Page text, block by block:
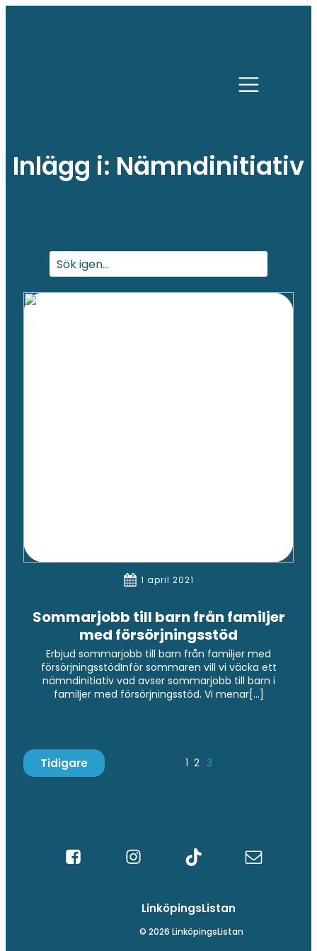
Inlägg i: Nämndinitiativ
1 april 2021
Sommarjobb till barn från familjer
med försörjningsstöd
Erbjud sommarjobb till barn från familjer med
försörjningsstödInför sommaren vill vi väcka ett
nämndinitiativ vad avser sommarjobb till barn i
familjer med försörjningsstöd. Vi menar[…]
Tidigare 1 2 3
LinköpingsListan
© 2026 LinköpingsListan